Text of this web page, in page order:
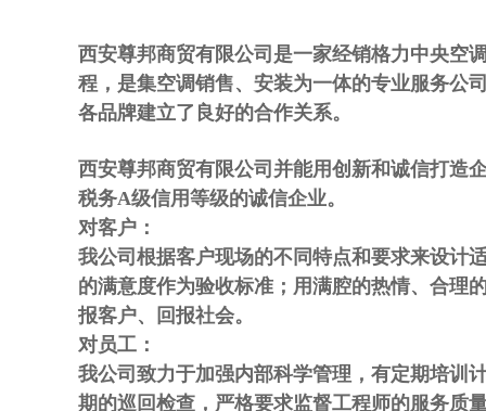
西安尊邦商贸有限公司是一家经销格力中央空
程，是集空调销售、安装为一体的专业服务公
各品牌建立了良好的合作关系。
西安尊邦商贸有限公司并能用创新和诚信打造
税务A级信用等级的诚信企业。
对客户：
我公司根据客户现场的不同特点和要求来设计
的满意度作为验收标准；用满腔的热情、合理
报客户、回报社会。
对员工：
我公司致力于加强内部科学管理，有定期培训
期的巡回检查，严格要求监督工程师的服务质